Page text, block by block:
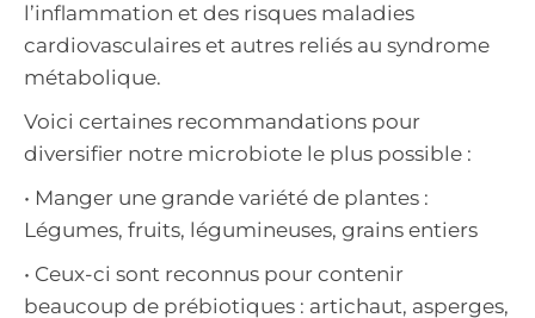
l’inflammation et des risques maladies
cardiovasculaires et autres reliés au syndrome
métabolique.
Voici certaines recommandations pour
diversifier notre microbiote le plus possible :
• Manger une grande variété de plantes :
Légumes, fruits, légumineuses, grains entiers
• Ceux-ci sont reconnus pour contenir
beaucoup de prébiotiques : artichaut, asperges,